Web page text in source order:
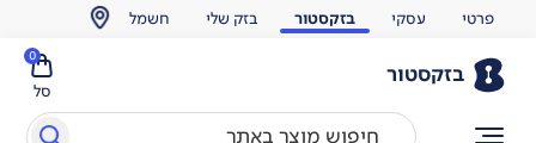
פרטי עסקי בזקסטור בזק שלי חשמל
בזקסטור
סל
0